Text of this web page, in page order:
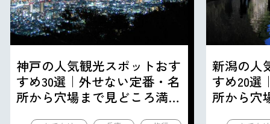
神戸の人気観光スポットおす
すめ30選｜外せない定番・名
所から穴場まで見どころ満載
新潟の人
すめ20選
所から穴